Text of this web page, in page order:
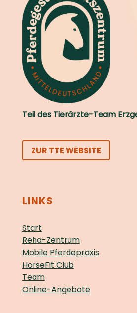
Teil des Tierärzte-Team
ZUR TTE WEBSITE
LINKS
Start
Reha-Zentrum
Mobile Pferdepraxis
HorseFit Club
Team
Online-Angebote